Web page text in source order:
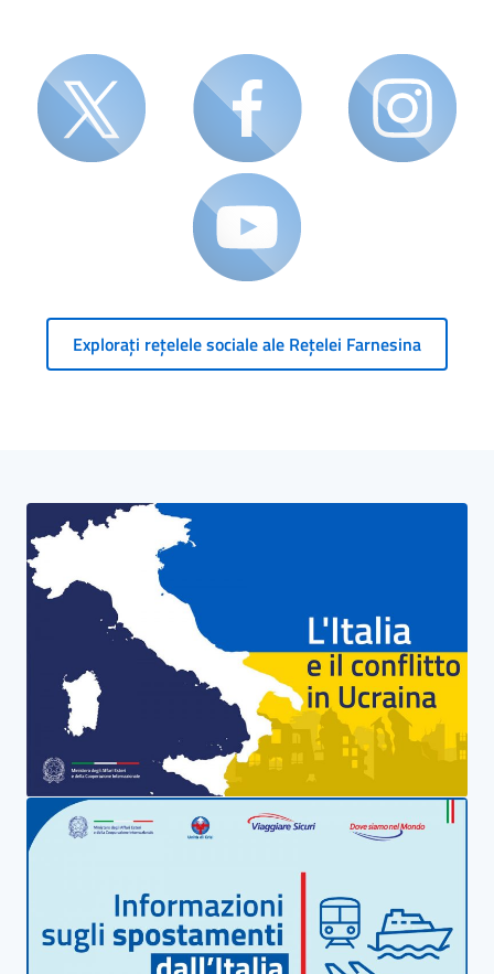
Explorați rețelele sociale ale Rețelei Farnesina
HP Banner